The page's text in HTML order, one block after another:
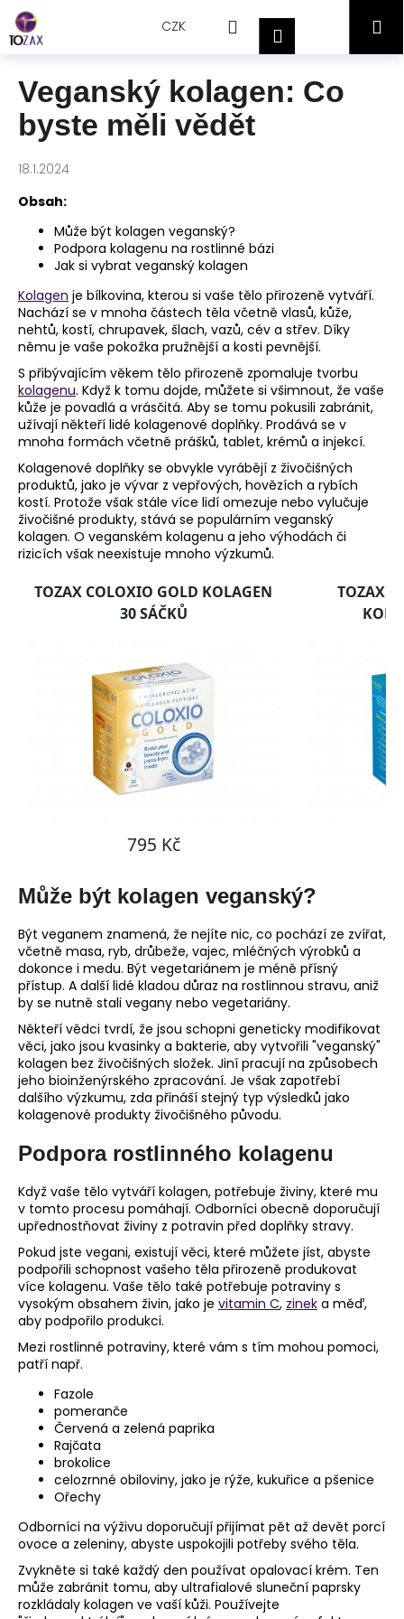
Přejít
obsah
CZK HledatPřihlášeníNákupní
košík
Veganský kolagen: Co
byste měli vědět
18.1.2024
Obsah:
Může být kolagen veganský?
Podpora kolagenu na rostlinné bázi
Jak si vybrat veganský kolagen
Kolagen je bílkovina, kterou si vaše tělo přirozeně vytváří.
Nachází se v mnoha částech těla včetně vlasů, kůže,
nehtů, kostí, chrupavek, šlach, vazů, cév a střev. Díky
němu je vaše pokožka pružnější a kosti pevnější.
S přibývajícím věkem tělo přirozeně zpomaluje tvorbu
kolagenu. Když k tomu dojde, můžete si všimnout, že vaše
kůže je povadlá a vrásčitá. Aby se tomu pokusili zabránit,
užívají někteří lidé kolagenové doplňky. Prodává se v
mnoha formách včetně prášků, tablet, krémů a injekcí.
Kolagenové doplňky se obvykle vyrábějí z živočišných
produktů, jako je vývar z vepřových, hovězích a rybích
kostí. Protože však stále více lidí omezuje nebo vylučuje
živočišné produkty, stává se populárním veganský
kolagen. O veganském kolagenu a jeho výhodách či
rizicích však neexistuje mnoho výzkumů.
Může být kolagen veganský?
Být veganem znamená, že nejíte nic, co pochází ze zvířat,
včetně masa, ryb, drůbeže, vajec, mléčných výrobků a
dokonce i medu. Být vegetariánem je méně přísný
přístup. A další lidé kladou důraz na rostlinnou stravu, aniž
by se nutně stali vegany nebo vegetariány.
Někteří vědci tvrdí, že jsou schopni geneticky modifikovat
věci, jako jsou kvasinky a bakterie, aby vytvořili "veganský"
kolagen bez živočišných složek. Jiní pracují na způsobech
jeho bioinženýrského zpracování. Je však zapotřebí
dalšího výzkumu, zda přináší stejný typ výsledků jako
kolagenové produkty živočišného původu.
Podpora rostlinného kolagenu
Když vaše tělo vytváří kolagen, potřebuje živiny, které mu
v tomto procesu pomáhají. Odborníci obecně doporučují
upřednostňovat živiny z potravin před doplňky stravy.
Pokud jste vegani, existují věci, které můžete jíst, abyste
podpořili schopnost vašeho těla přirozeně produkovat
více kolagenu. Vaše tělo také potřebuje potraviny s
vysokým obsahem živin, jako je vitamin C, zinek a měď,
aby podpořilo produkci.
Mezi rostlinné potraviny, které vám s tím mohou pomoci,
patří např.
Fazole
pomeranče
Červená a zelená paprika
Rajčata
brokolice
celozrnné obiloviny, jako je rýže, kukuřice a pšenice
Ořechy
Odborníci na výživu doporučují přijímat pět až devět porcí
ovoce a zeleniny, abyste uspokojili potřeby svého těla.
Zvykněte si také každý den používat opalovací krém. Ten
může zabránit tomu, aby ultrafialové sluneční paprsky
rozkládaly kolagen ve vaší kůži. Používejte
o
C
o
o
t
u
j
e
t
e
n
a
j
í
t
?
HLEDAT
m
e